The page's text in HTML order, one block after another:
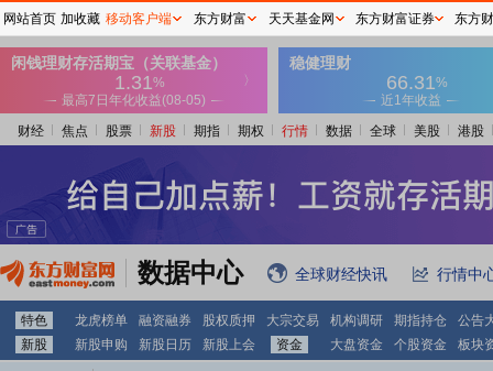
财经 焦点 股票 新股 期指 期权 行情 数据 全球 美股 港股
数据中心 全球财经快讯 行情中
特色 龙虎榜单 融资融券 股权质押 大宗交易 机构调研 期指持仓
公告
新股
新股申购 新股日历 新股上会 资金 大盘资金 个股资金 板块
网站首页 加收藏 移动客户端 东方财富 天天基金网 东方财富证券 东方